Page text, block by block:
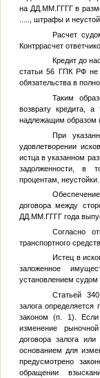
на ДД.ММ.ГГГГв
, штрафы и
Расчет
Контррасчет
Кредит до
статьи 56 ГПК РФ не
обязательства в
Таким
возврату кредита, а
надлежащим образом
При
удовлетворении
истца в указанном
задолженности, в
процентам, неустойки.
договора между
ДД.ММ.ГГГГгода
Согласно
транспортного
Истец в
заложенное
установлением
Статьей
залога
законом (п. 1). Если
изменение
договора залога
основанием для
предусмотрено
обращении